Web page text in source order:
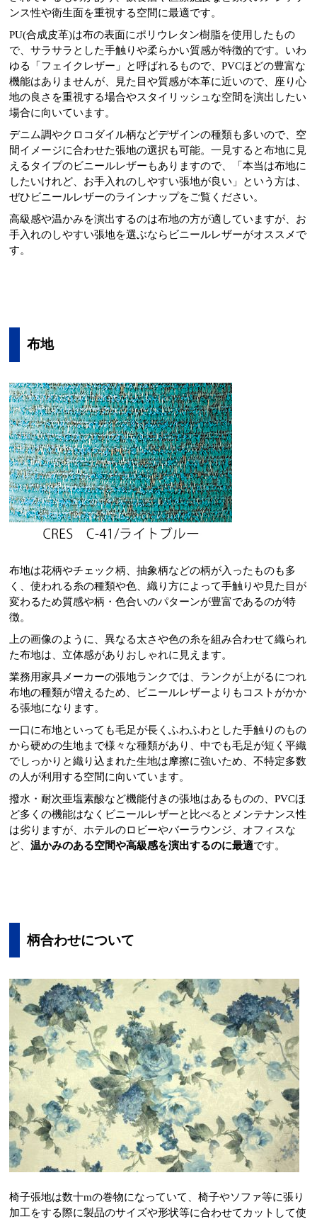
ンス性や衛生面を重視する空間に最適です。
PU(合成皮革)は布の表面にポリウレタン樹脂を使用したもの
で、サラサラとした手触りや柔らかい質感が特徴的です。いわ
ゆる「フェイクレザー」と呼ばれるもので、PVCほどの豊富な
機能はありませんが、見た目や質感が本革に近いので、座り心
地の良さを重視する場合やスタイリッシュな空間を演出したい
場合に向いています。
デニム調やクロコダイル柄などデザインの種類も多いので、空
間イメージに合わせた張地の選択も可能。一見すると布地に見
えるタイプのビニールレザーもありますので、「本当は布地に
したいけれど、お手入れのしやすい張地が良い」という方は、
ぜひビニールレザーのラインナップをご覧ください。
高級感や温かみを演出するのは布地の方が適していますが、お
手入れのしやすい張地を選ぶならビニールレザーがオススメで
す。
布地
布地は花柄やチェック柄、抽象柄などの柄が入ったものも多
く、使われる糸の種類や色、織り方によって手触りや見た目が
変わるため質感や柄・色合いのパターンが豊富であるのが特
徴。
上の画像のように、異なる太さや色の糸を組み合わせて織られ
た布地は、立体感がありおしゃれに見えます。
業務用家具メーカーの張地ランクでは、ランクが上がるにつれ
布地の種類が増えるため、ビニールレザーよりもコストがかか
る張地になります。
一口に布地といっても毛足が長くふわふわとした手触りのもの
から硬めの生地まで様々な種類があり、中でも毛足が短く平織
でしっかりと織り込まれた生地は摩擦に強いため、不特定多数
の人が利用する空間に向いています。
撥水・耐次亜塩素酸など機能付きの張地はあるものの、PVCほ
ど多くの機能はなくビニールレザーと比べるとメンテナンス性
は劣りますが、ホテルのロビーやバーラウンジ、オフィスな
ど、温かみのある空間や高級感を演出するのに最適です。
柄合わせについて
椅子張地は数十mの巻物になっていて、椅子やソファ等に張り
加工をする際に製品のサイズや形状等に合わせてカットして使